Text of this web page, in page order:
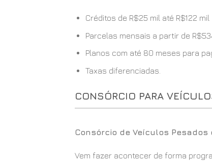
Créditos de R$25 mil até R$122 mil
Parcelas mensais a partir de
Planos com até 80 meses para
Taxas diferenciadas.
CONSÓRCIO PARA
Consórcio de Veículos
Vem fazer acontecer de forma